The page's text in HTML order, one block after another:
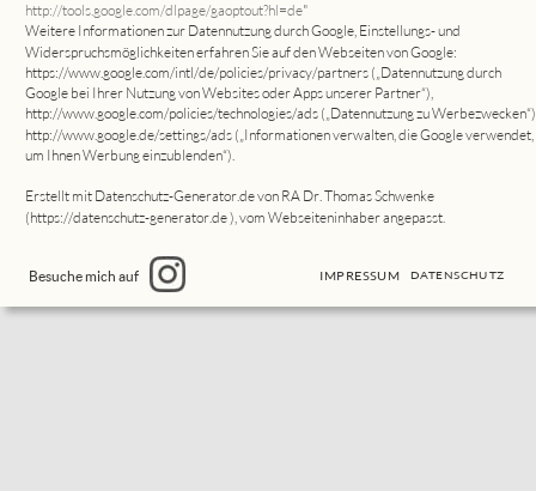
IMPRESSUM
http://tools.google.com/dlpage/gaoptout?hl=de"
Weitere Informationen zur Datennutzung durch Google, Einstellungs- und
Widerspruchsmöglichkeiten erfahren Sie auf den Webseiten von Google:
https://www.google.com/intl/de/policies/privacy/partners („Datennutzung durch
Google bei Ihrer Nutzung von Websites oder Apps unserer Partner“),
http://www.google.com/policies/technologies/ads („Datennutzung zu
http://www.google.de/settings/ads („Informationen verwalten, die Google verwendet,
um Ihnen Werbung einzublenden“).
Erstellt mit Datenschutz-Generator.de von RA Dr. Thomas Schwenke
(https://datenschutz-generator.de ), vom Webseiteninhaber angepasst.
DATENSCHUTZ
Besuche mich auf